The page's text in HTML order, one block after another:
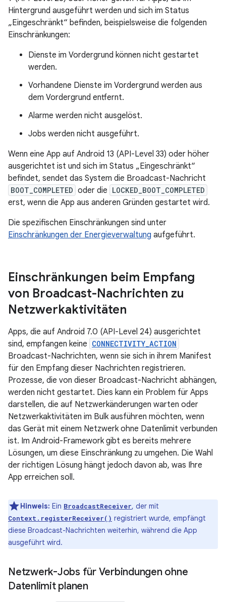
Hintergrund ausgeführt werden und sich im Status
„Eingeschränkt“ befinden, beispielsweise die folgenden
Einschränkungen:
Dienste im Vordergrund können nicht gestartet
werden.
Vorhandene Dienste im Vordergrund werden aus
dem Vordergrund entfernt.
Alarme werden nicht ausgelöst.
Jobs werden nicht ausgeführt.
Wenn eine App auf Android 13 (API-Level 33) oder höher
ausgerichtet ist und sich im Status „Eingeschränkt“
befindet, sendet das System die Broadcast-Nachricht
BOOT_COMPLETED oder die LOCKED_BOOT_COMPLETED
erst, wenn die App aus anderen Gründen gestartet wird.
Die spezifischen Einschränkungen sind unter
Einschränkungen der Energieverwaltung aufgeführt.
Einschränkungen beim Empfang
von Broadcast-Nachrichten zu
Netzwerkaktivitäten
Apps, die auf Android 7.0 (API-Level 24) ausgerichtet
sind, empfangen keine CONNECTIVITY_ACTION
Broadcast-Nachrichten, wenn sie sich in ihrem Manifest
für den Empfang dieser Nachrichten registrieren.
Prozesse, die von dieser Broadcast-Nachricht abhängen,
werden nicht gestartet. Dies kann ein Problem für Apps
darstellen, die auf Netzwerkänderungen warten oder
Netzwerkaktivitäten im Bulk ausführen möchten, wenn
das Gerät mit einem Netzwerk ohne Datenlimit verbunden
ist. Im Android-Framework gibt es bereits mehrere
Lösungen, um diese Einschränkung zu umgehen. Die Wahl
der richtigen Lösung hängt jedoch davon ab, was Ihre
App erreichen soll.
Hinweis: Ein BroadcastReceiver, der mit
Context.registerReceiver() registriert wurde, empfängt
diese Broadcast-Nachrichten weiterhin, während die App
ausgeführt wird.
Netzwerk-Jobs für Verbindungen ohne
Datenlimit planen